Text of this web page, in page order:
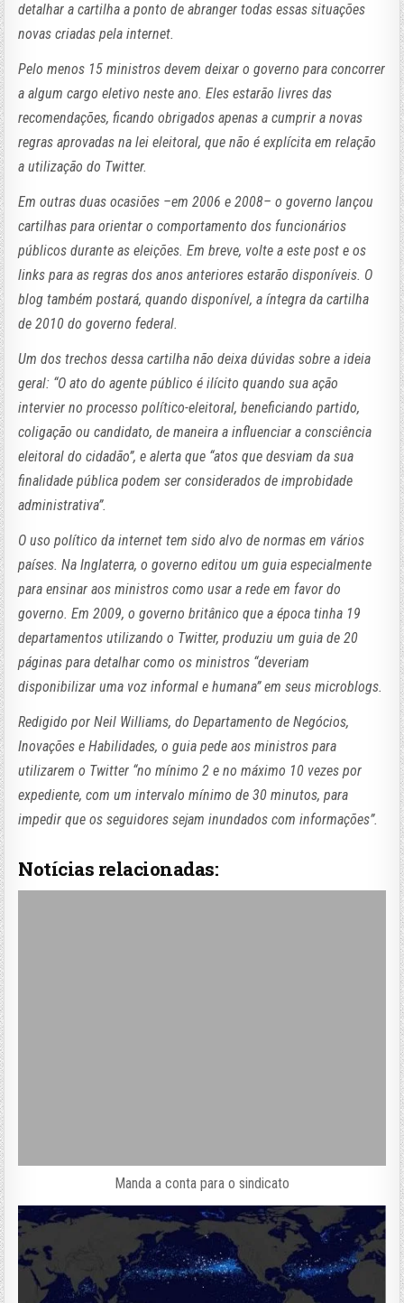
detalhar a cartilha a ponto de abranger todas essas situações
novas criadas pela internet.
Pelo menos 15 ministros devem deixar o governo para concorrer
a algum cargo eletivo neste ano. Eles estarão livres das
recomendações, ficando obrigados apenas a cumprir a novas
regras aprovadas na lei eleitoral, que não é explícita em relação
a utilização do Twitter.
Em outras duas ocasiões –em 2006 e 2008– o governo lançou
cartilhas para orientar o comportamento dos funcionários
públicos durante as eleições. Em breve, volte a este post e os
links para as regras dos anos anteriores estarão disponíveis. O
blog também postará, quando disponível, a íntegra da cartilha
de 2010 do governo federal.
Um dos trechos dessa cartilha não deixa dúvidas sobre a ideia
geral: “O ato do agente público é ilícito quando sua ação
intervier no processo político-eleitoral, beneficiando partido,
coligação ou candidato, de maneira a influenciar a consciência
eleitoral do cidadão”, e alerta que “atos que desviam da sua
finalidade pública podem ser considerados de improbidade
administrativa”.
O uso político da internet tem sido alvo de normas em vários
países. Na Inglaterra, o governo editou um guia especialmente
para ensinar aos ministros como usar a rede em favor do
governo. Em 2009, o governo britânico que a época tinha 19
departamentos utilizando o Twitter, produziu um guia de 20
páginas para detalhar como os ministros “deveriam
disponibilizar uma voz informal e humana” em seus microblogs.
Redigido por Neil Williams, do Departamento de Negócios,
Inovações e Habilidades, o guia pede aos ministros para
utilizarem o Twitter “no mínimo 2 e no máximo 10 vezes por
expediente, com um intervalo mínimo de 30 minutos, para
impedir que os seguidores sejam inundados com informações”.
Notícias relacionadas:
Manda a conta para o sindicato